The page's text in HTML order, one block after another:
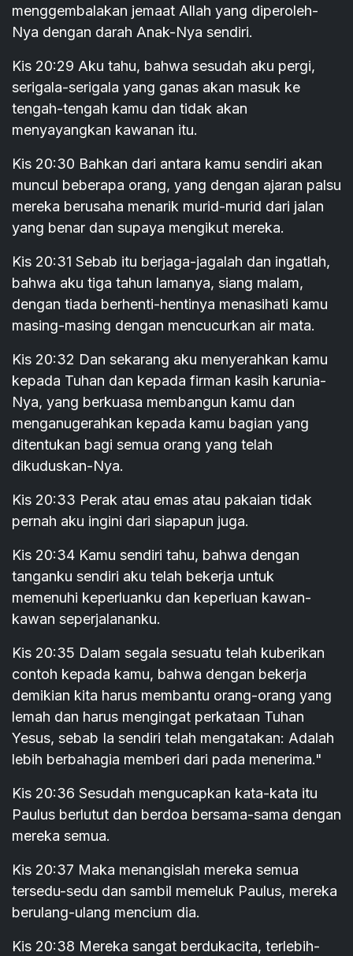
menggembalakan jemaat Allah yang diperoleh-
Nya dengan darah Anak-Nya sendiri.
Kis 20:29 Aku tahu, bahwa sesudah aku pergi,
serigala-serigala yang ganas akan masuk ke
tengah-tengah kamu dan tidak akan
menyayangkan kawanan itu.
Kis 20:30 Bahkan dari antara kamu sendiri akan
muncul beberapa orang, yang dengan ajaran palsu
mereka berusaha menarik murid-murid dari jalan
yang benar dan supaya mengikut mereka.
Kis 20:31 Sebab itu berjaga-jagalah dan ingatlah,
bahwa aku tiga tahun lamanya, siang malam,
dengan tiada berhenti-hentinya menasihati kamu
masing-masing dengan mencucurkan air mata.
Kis 20:32 Dan sekarang aku menyerahkan kamu
kepada Tuhan dan kepada firman kasih karunia-
Nya, yang berkuasa membangun kamu dan
menganugerahkan kepada kamu bagian yang
ditentukan bagi semua orang yang telah
dikuduskan-Nya.
Kis 20:33 Perak atau emas atau pakaian tidak
pernah aku ingini dari siapapun juga.
Kis 20:34 Kamu sendiri tahu, bahwa dengan
tanganku sendiri aku telah bekerja untuk
memenuhi keperluanku dan keperluan kawan-
kawan seperjalananku.
Kis 20:35 Dalam segala sesuatu telah kuberikan
contoh kepada kamu, bahwa dengan bekerja
demikian kita harus membantu orang-orang yang
lemah dan harus mengingat perkataan Tuhan
Yesus, sebab Ia sendiri telah mengatakan: Adalah
lebih berbahagia memberi dari pada menerima."
Kis 20:36 Sesudah mengucapkan kata-kata itu
Paulus berlutut dan berdoa bersama-sama dengan
mereka semua.
Kis 20:37 Maka menangislah mereka semua
tersedu-sedu dan sambil memeluk Paulus, mereka
berulang-ulang mencium dia.
Kis 20:38 Mereka sangat berdukacita, terlebih-